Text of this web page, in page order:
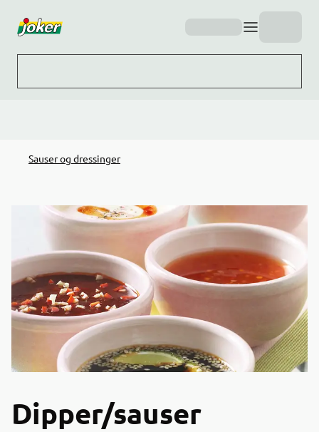
Sauser og dressinger
Dipper/sauser